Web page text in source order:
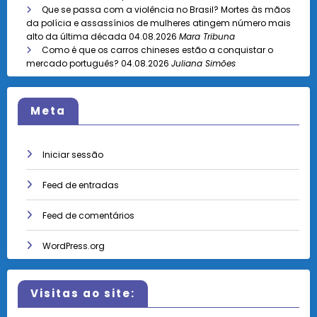
Que se passa com a violência no Brasil? Mortes às mãos
da polícia e assassínios de mulheres atingem número mais
alto da última década 04.08.2026 Mara Tribuna
Como é que os carros chineses estão a conquistar o
mercado português? 04.08.2026 Juliana Simões
Meta
Iniciar sessão
Feed de entradas
Feed de comentários
WordPress.org
Visitas ao site: